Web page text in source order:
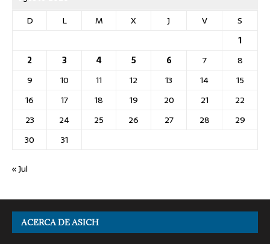
D
L M X J V
S
1
2
3 4 5 6 7
8
9
10 11 12 13 14
15
16
17 18 19 20 21
22
23
24 25 26 27 28
29
30
31
« Jul
ACERCA DE ASICH